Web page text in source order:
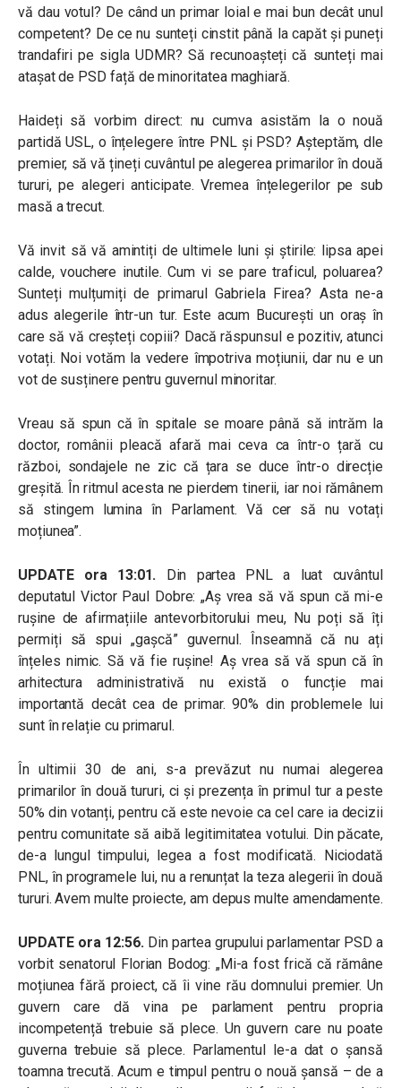
vă dau votul? De când un primar loial e mai bun decât unul
competent? De ce nu sunteți cinstit până la capăt și puneți
trandafiri pe sigla UDMR? Să recunoașteți că sunteți mai
atașat de PSD față de minoritatea maghiară.
Haideți să vorbim direct: nu cumva asistăm la o nouă
partidă USL, o înțelegere între PNL și PSD? Așteptăm, dle
premier, să vă țineți cuvântul pe alegerea primarilor în două
tururi, pe alegeri anticipate. Vremea înțelegerilor pe sub
masă a trecut.
Vă invit să vă amintiți de ultimele luni și știrile: lipsa apei
calde, vouchere inutile. Cum vi se pare traficul, poluarea?
Sunteți mulțumiți de primarul Gabriela Firea? Asta ne-a
adus alegerile într-un tur. Este acum București un oraș în
care să vă creșteți copiii? Dacă răspunsul e pozitiv, atunci
votați. Noi votăm la vedere împotriva moțiunii, dar nu e un
vot de susținere pentru guvernul minoritar.
Vreau să spun că în spitale se moare până să intrăm la
doctor, românii pleacă afară mai ceva ca într-o țară cu
război, sondajele ne zic că țara se duce într-o direcție
greșită. În ritmul acesta ne pierdem tinerii, iar noi rămânem
să stingem lumina în Parlament. Vă cer să nu votați
moțiunea”.
UPDATE ora 13:01. Din partea PNL a luat cuvântul
deputatul Victor Paul Dobre: „Aș vrea să vă spun că mi-e
rușine de afirmațiile antevorbitorului meu, Nu poți să îți
permiți să spui „gașcă” guvernul. Înseamnă că nu ați
înțeles nimic. Să vă fie rușine! Aș vrea să vă spun că în
arhitectura administrativă nu există o funcție mai
importantă decât cea de primar. 90% din problemele lui
sunt în relație cu primarul.
În ultimii 30 de ani, s-a prevăzut nu numai alegerea
primarilor în două tururi, ci și prezența în primul tur a peste
50% din votanți, pentru că este nevoie ca cel care ia decizii
pentru comunitate să aibă legitimitatea votului. Din păcate,
de-a lungul timpului, legea a fost modificată. Niciodată
PNL, în programele lui, nu a renunțat la teza alegerii în două
tururi. Avem multe proiecte, am depus multe amendamente.
UPDATE ora 12:56.Din partea grupului parlamentar PSD a
vorbit senatorul Florian Bodog: „Mi-a fost frică că rămâne
moțiunea fără proiect, că îi vine rău domnului premier. Un
guvern care dă vina pe parlament pentru propria
incompetență trebuie să plece. Un guvern care nu poate
guverna trebuie să plece. Parlamentul le-a dat o șansă
toamna trecută. Acum e timpul pentru o nouă șansă – de a